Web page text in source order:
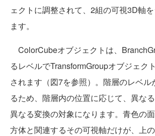
ェクトに調整されて、2組の可視3D軸
ます。
ColorCubeオブジェクトは、
るレベルでTransformGroupオブジェク
されます（図7を参照）。階層のレベル
るため、階層内の位置に応じて、異な
異なる変換の対象になります。青色の
方体と関連するその可視軸だけが、上